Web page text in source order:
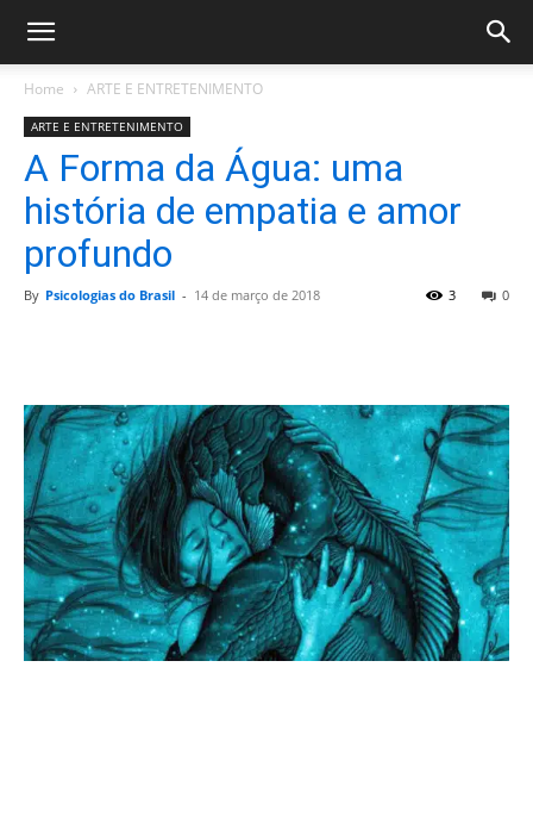
Home ARTE E ENTRETENIMENTO
ARTE E ENTRETENIMENTO
A Forma da Água: uma
história de empatia e amor
profundo
By Psicologias do Brasil - 14 de março de 2018 0
3